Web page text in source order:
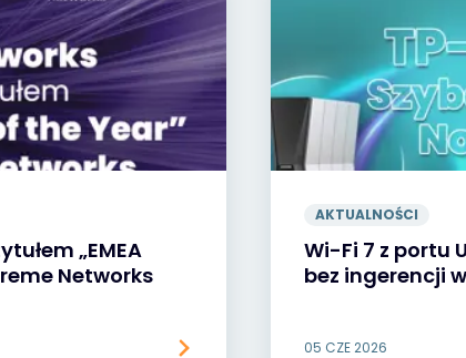
„EMEA
Networks
AKTUALNOŚCI
Wi-Fi 7 z portu
bez ingerencji
05 CZE 2026